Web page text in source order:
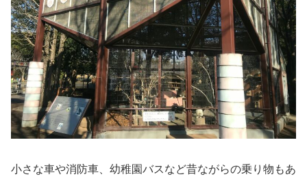
小さな車や消防車、幼稚園バスなど昔ながらの乗り物もあ